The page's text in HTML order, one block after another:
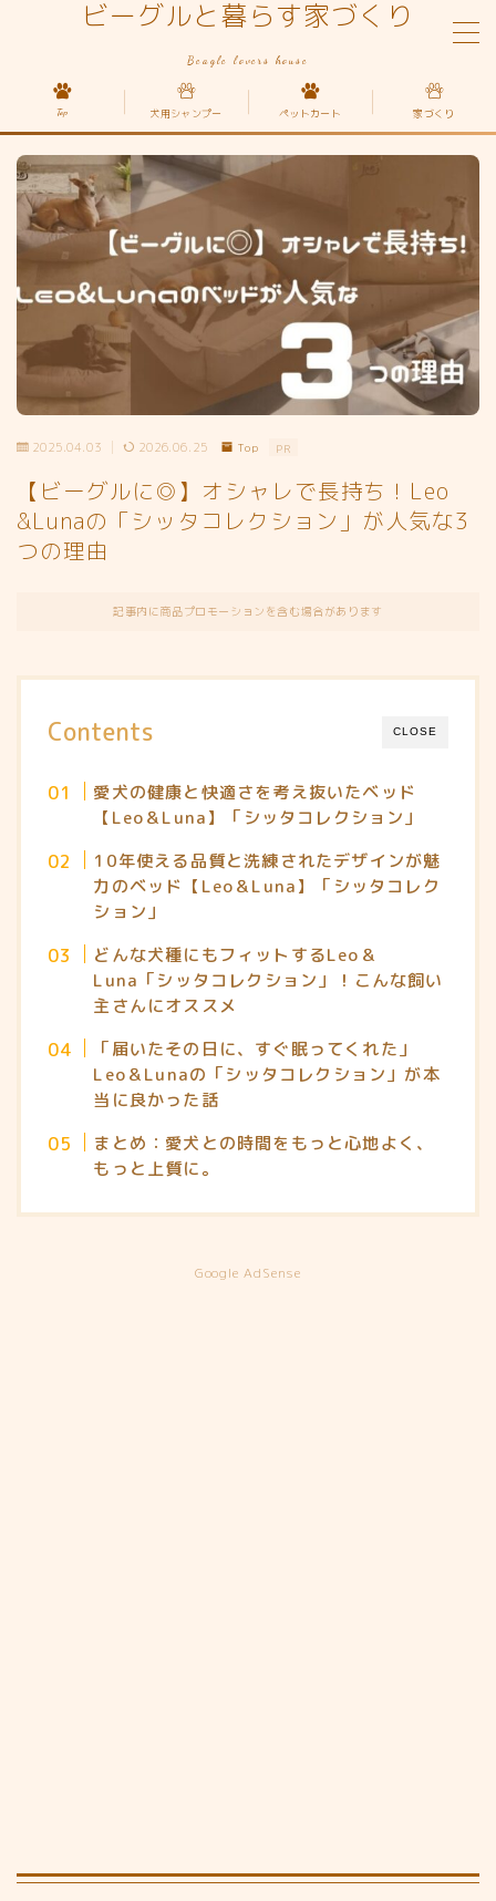
ビーグルと暮らす家づくり
Beagle lovers house
MENU
家づくり
犬の種類
ペットカート
Top 犬用シャンプー ペットカート 家づくり
2025.04.03 2026.06.25 Top PR
【ビーグルに◎】オシャレで長持ち！Leo
&Lunaの「シッタコレクション」が人気な3
つの理由
記事内に商品プロモーションを含む場合があります
CLOSE
Contents
愛犬の健康と快適さを考え抜いたベッド
【Leo＆Luna】「シッタコレクション」
10年使える品質と洗練されたデザインが魅
力のベッド【Leo＆Luna】「シッタコレク
ション」
どんな犬種にもフィットするLeo＆
Luna「シッタコレクション」！こんな飼い
主さんにオススメ
「届いたその日に、すぐ眠ってくれた」
Leo＆Lunaの「シッタコレクション」が本
当に良かった話
まとめ：愛犬との時間をもっと心地よく、
もっと上質に。
Google AdSense